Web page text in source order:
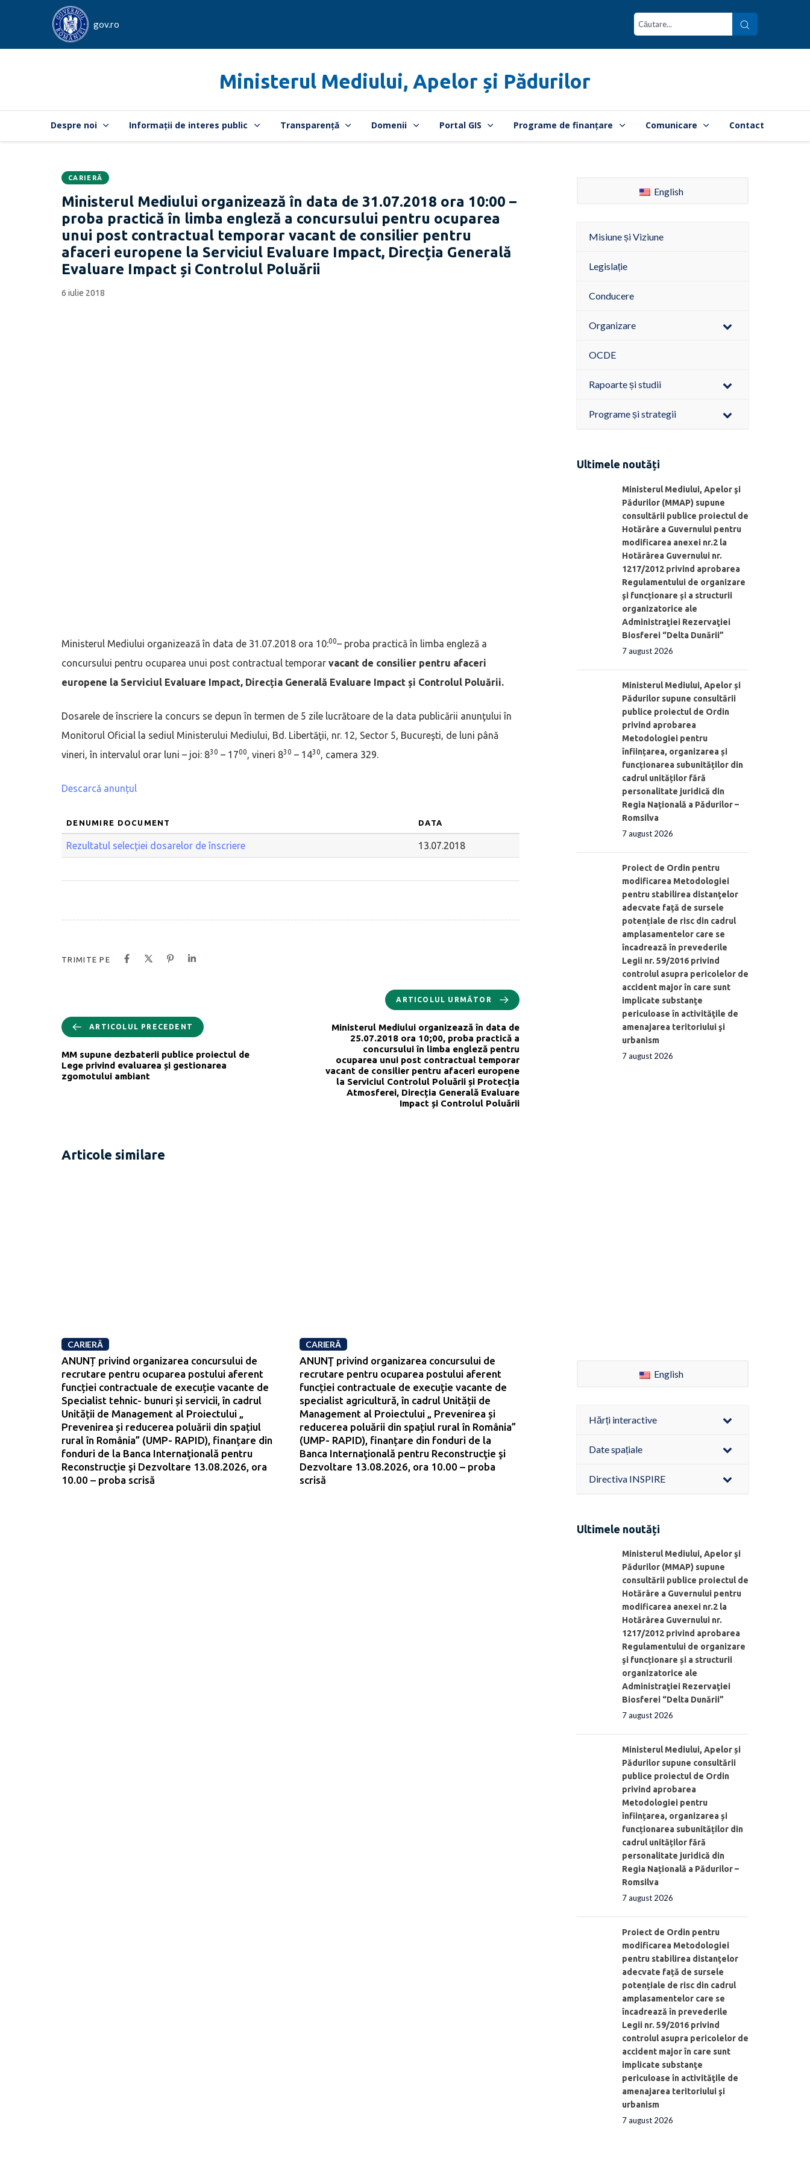
gov.ro
Ministerul Mediului, Apelor și Pădurilor
Despre noi Informații de interes public Transparență Domenii Portal GIS Programe de finanțare Comunicare Contact
CATEGORIA:
CARIERĂ
Ministerul Mediului organizează în data de 31.07.2018 ora 10:00 –
proba practică în limba engleză a concursului pentru ocuparea
unui post contractual temporar vacant de consilier pentru
afaceri europene la Serviciul Evaluare Impact, Direcția Generală
Evaluare Impact și Controlul Poluării
Data
publicării:
6 iulie 2018
Ministerul Mediului organizează în data de 31.07.2018 ora 10:00– proba practică în limba engleză a
concursului pentru ocuparea unui post contractual temporar vacant de consilier pentru afaceri
europene la Serviciul Evaluare Impact, Direcția Generală Evaluare Impact și Controlul Poluării.
Dosarele de înscriere la concurs se depun în termen de 5 zile lucrătoare de la data publicării anunţului în
Monitorul Oficial la sediul Ministerului Mediului, Bd. Libertăţii, nr. 12, Sector 5, Bucureşti, de luni până
vineri, în intervalul orar luni – joi: 830 – 1700, vineri 830 – 1430, camera 329.
Descarcă anunțul
DENUMIRE DOCUMENT DATA
Rezultatul selecției dosarelor de înscriere 13.07.2018
TRIMITE PE
ARTICOLUL PRECEDENT
MM supune dezbaterii publice proiectul de
Lege privind evaluarea și gestionarea
zgomotului ambiant
ARTICOLUL URMĂTOR
Ministerul Mediului organizează în data de
25.07.2018 ora 10;00, proba practică a
concursului în limba engleză pentru
ocuparea unui post contractual temporar
vacant de consilier pentru afaceri europene
la Serviciul Controlul Poluării și Protecția
Atmosferei, Direcția Generală Evaluare
Impact și Controlul Poluării
Articole similare
CARIERĂ
ANUNȚ privind organizarea concursului de
recrutare pentru ocuparea postului aferent
funcției contractuale de execuție vacante de
Specialist tehnic- bunuri și servicii, în cadrul
Unității de Management al Proiectului „
Prevenirea și reducerea poluării din spațiul
rural în România” (UMP- RAPID), finanțare din
fonduri de la Banca Internaţională pentru
Reconstrucţie şi Dezvoltare 13.08.2026, ora
10.00 – proba scrisă
CARIERĂ
ANUNŢ privind organizarea concursului de
recrutare pentru ocuparea postului aferent
funcției contractuale de execuție vacante de
specialist agricultură, în cadrul Unității de
Management al Proiectului „ Prevenirea și
reducerea poluării din spațiul rural în România”
(UMP- RAPID), finanțare din fonduri de la
Banca Internaţională pentru Reconstrucţie şi
Dezvoltare 13.08.2026, ora 10.00 – proba
scrisă
English
Misiune și Viziune
Legislație
Conducere
Organizare
OCDE
Rapoarte și studii
Programe și strategii
Ultimele noutăți
Ministerul Mediului, Apelor şi
Pădurilor (MMAP) supune
consultării publice proiectul de
Hotărâre a Guvernului pentru
modificarea anexei nr.2 la
Hotărârea Guvernului nr.
1217/2012 privind aprobarea
Regulamentului de organizare
şi funcționare și a structurii
organizatorice ale
Administraţiei Rezervaţiei
Biosferei “Delta Dunării”
7 august 2026
Ministerul Mediului, Apelor și
Pădurilor supune consultării
publice proiectul de Ordin
privind aprobarea
Metodologiei pentru
înființarea, organizarea și
funcționarea subunităților din
cadrul unităților fără
personalitate juridică din
Regia Națională a Pădurilor –
Romsilva
7 august 2026
Proiect de Ordin pentru
modificarea Metodologiei
pentru stabilirea distanţelor
adecvate față de sursele
potențiale de risc din cadrul
amplasamentelor care se
încadrează în prevederile
Legii nr. 59/2016 privind
controlul asupra pericolelor de
accident major în care sunt
implicate substanţe
periculoase în activităţile de
amenajarea teritoriului şi
urbanism
7 august 2026
English
Hărți interactive
Date spațiale
Directiva INSPIRE
Ultimele noutăți
Ministerul Mediului, Apelor şi
Pădurilor (MMAP) supune
consultării publice proiectul de
Hotărâre a Guvernului pentru
modificarea anexei nr.2 la
Hotărârea Guvernului nr.
1217/2012 privind aprobarea
Regulamentului de organizare
şi funcționare și a structurii
organizatorice ale
Administraţiei Rezervaţiei
Biosferei “Delta Dunării”
7 august 2026
Ministerul Mediului, Apelor și
Pădurilor supune consultării
publice proiectul de Ordin
privind aprobarea
Metodologiei pentru
înființarea, organizarea și
funcționarea subunităților din
cadrul unităților fără
personalitate juridică din
Regia Națională a Pădurilor –
Romsilva
7 august 2026
Proiect de Ordin pentru
modificarea Metodologiei
pentru stabilirea distanţelor
adecvate față de sursele
potențiale de risc din cadrul
amplasamentelor care se
încadrează în prevederile
Legii nr. 59/2016 privind
controlul asupra pericolelor de
accident major în care sunt
implicate substanţe
periculoase în activităţile de
amenajarea teritoriului şi
urbanism
7 august 2026